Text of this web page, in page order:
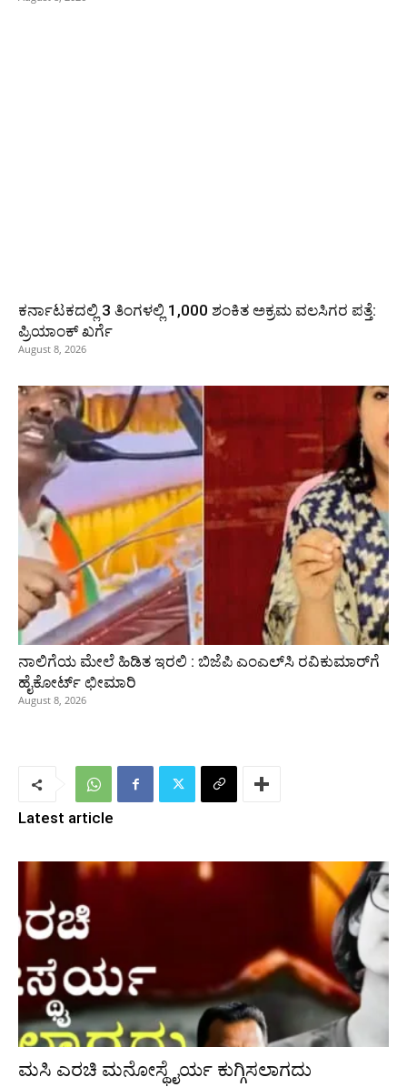
ಕರ್ನಾಟಕದಲ್ಲಿ 3 ತಿಂಗಳಲ್ಲಿ 1,000 ಶಂಕಿತ ಅಕ್ರಮ ವಲಸಿಗರ ಪತ್ತೆ:
ಪ್ರಿಯಾಂಕ್‌ ಖರ್ಗೆ
August 8, 2026
ನಾಲಿಗೆಯ ಮೇಲೆ ಹಿಡಿತ ಇರಲಿ : ಬಿಜೆಪಿ ಎಂಎಲ್‌ಸಿ ರವಿಕುಮಾರ್‌ಗೆ
ಹೈಕೋರ್ಟ್ ಛೀಮಾರಿ
August 8, 2026
Latest article
ಮಸಿ ಎರಚಿ ಮನೋಸ್ಥೈರ್ಯ ಕುಗ್ಗಿಸಲಾಗದು